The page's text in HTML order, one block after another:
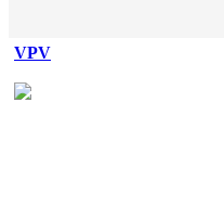
VPV